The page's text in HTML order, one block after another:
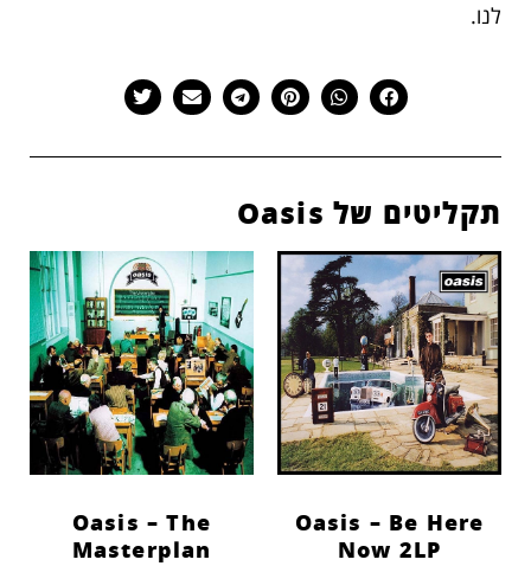
לנו.
תקליטים של Oasis
Oasis – Be Here
Now 2LP
Oasis – The
Masterplan